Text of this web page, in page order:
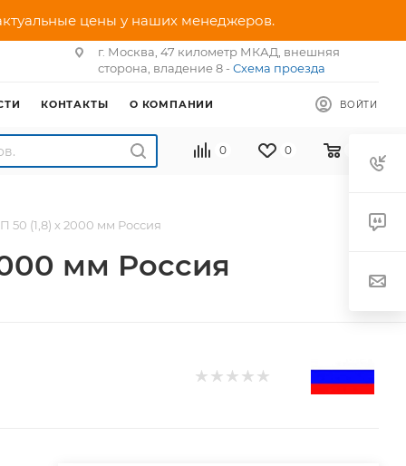
цены у наших менеджеров.
г. Москва, 47 километр МКАД, внешняя
сторона, владение 8 - Схема проезда
ВОЙТИ
КОНТАКТЫ О КОМПАНИИ
0 0
50 (1,8) х 2000 мм Россия
мм Россия